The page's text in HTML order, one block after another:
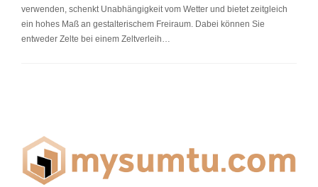
verwenden, schenkt Unabhängigkeit vom Wetter und bietet zeitgleich
ein hohes Maß an gestalterischem Freiraum. Dabei können Sie
entweder Zelte bei einem Zeltverleih…